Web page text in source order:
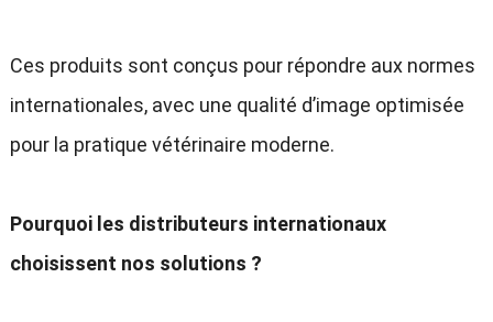
Ces produits sont conçus pour répondre aux normes
internationales, avec une qualité d’image optimisée
pour la pratique vétérinaire moderne.
Pourquoi les distributeurs internationaux
choisissent nos solutions ?